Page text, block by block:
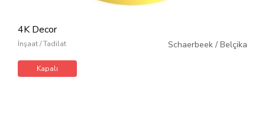
4K Decor
İnşaat / Tadilat Schaerbeek / Belçika
Kapalı